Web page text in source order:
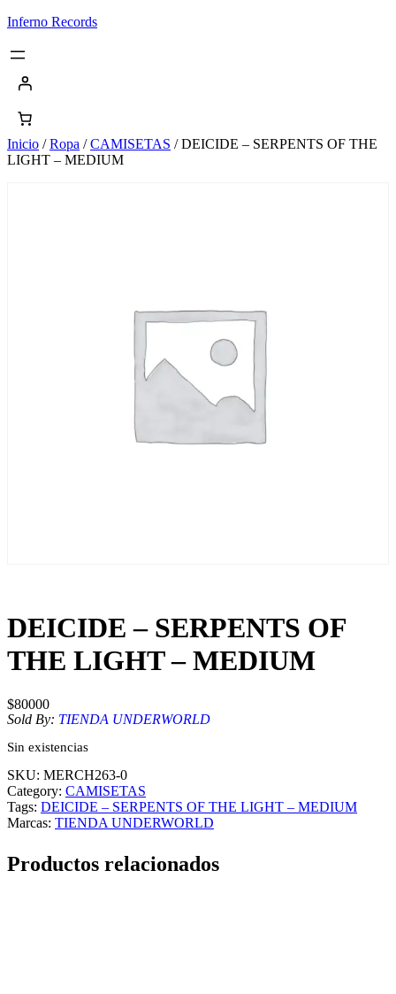
Saltar
contenido
Inferno Records
Inicio /Ropa /CAMISETAS / DEICIDE – SERPENTS OF THE
LIGHT – MEDIUM
DEICIDE – SERPENTS OF
THE LIGHT – MEDIUM
$80000
Sold By: TIENDA UNDERWORLD
Sin existencias
SKU: MERCH263-0
Category: CAMISETAS
Tags: DEICIDE – SERPENTS OF THE LIGHT – MEDIUM
Marcas: TIENDA UNDERWORLD
Productos relacionados